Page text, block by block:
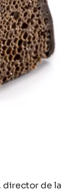
director de la